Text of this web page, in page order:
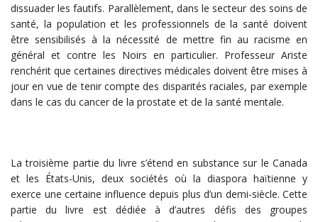
dissuader les fautifs. Parallèlement, dans le secteur des soins de
santé, la population et les professionnels de la santé doivent
être sensibilisés à la nécessité de mettre fin au racisme en
général et contre les Noirs en particulier. Professeur Ariste
renchérit que certaines directives médicales doivent être mises à
jour en vue de tenir compte des disparités raciales, par exemple
dans le cas du cancer de la prostate et de la santé mentale.
La troisième partie du livre s’étend en substance sur le Canada
et les États-Unis, deux sociétés où la diaspora haïtienne y
exerce une certaine influence depuis plus d’un demi-siècle. Cette
partie du livre est dédiée à d’autres défis des groupes